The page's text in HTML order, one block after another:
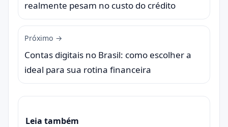
realmente pesam no custo do crédito
Próximo →
Contas digitais no Brasil: como escolher a
ideal para sua rotina financeira
Leia também